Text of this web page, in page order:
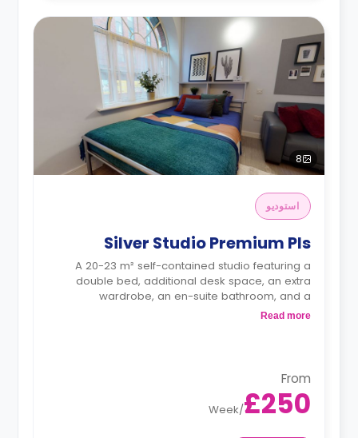
8
استوديو
Silver Studio Premium Pls
A 20-23 m² self-contained studio featuring a
double bed, additional desk space, an extra
wardrobe, an en-suite bathroom, and a
kitchenette.
Read more
From
£250
/
Week